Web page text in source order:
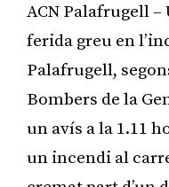
ACN Palafrugell
ferida greu en
Palafrugell,
Bombers de la
un avís a la 1.11
un incendi al